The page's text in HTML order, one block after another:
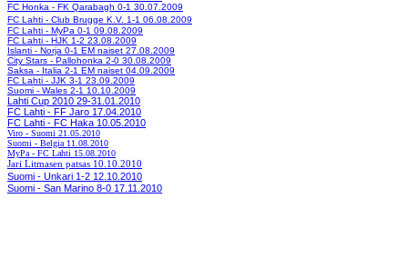
FC Honka - FK Qarabagh 0-1 30.07.2009
FC Lahti - Club Brugge K.V. 1-1 06.08.2009
FC Lahti - MyPa 0-1 09.08.2009
FC Lahti - HJK 1-2 23.08.2009
Islanti - Norja 0-1 EM naiset 27.08.2009
City Stars - Pallohonka 2-0 30.08.2009
Saksa - Italia 2-1 EM naiset 04.09.2009
FC Lahti - JJK 3-1 23.09.2009
Suomi - Wales 2-1 10.10.2009
Lahti Cup 2010 29-31.01.2010
FC Lahti - FF Jaro 17.04.2010
FC Lahti - FC Haka 10.05.2010
Viro - Suomi 21.05.2010
Suomi - Belgia 11.08.2010
MyPa - FC Lahti 15.08.2010
Jari Litmasen patsas 10.10.2010
Suomi - Unkari 1-2 12.10.2010
Suomi - San Marino 8-0 17.11.2010